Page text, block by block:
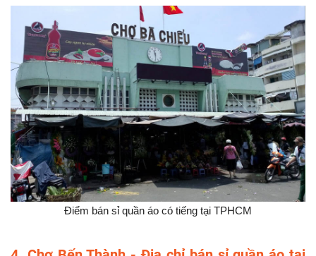
Điểm bán sỉ quần áo có tiếng tại TPHCM